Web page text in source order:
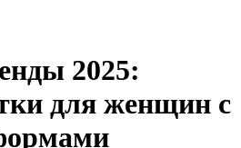
2025:
для женщин с